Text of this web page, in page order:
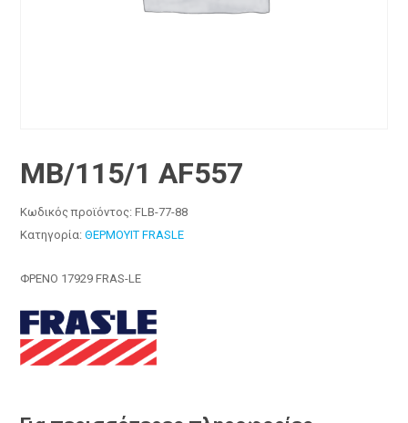
MB/115/1 AF557
Κωδικός προϊόντος:FLB-77-88
Κατηγορία:ΘΕΡΜΟΥΙΤ FRASLE
ΦΡΕΝΟ 17929 FRAS-LE